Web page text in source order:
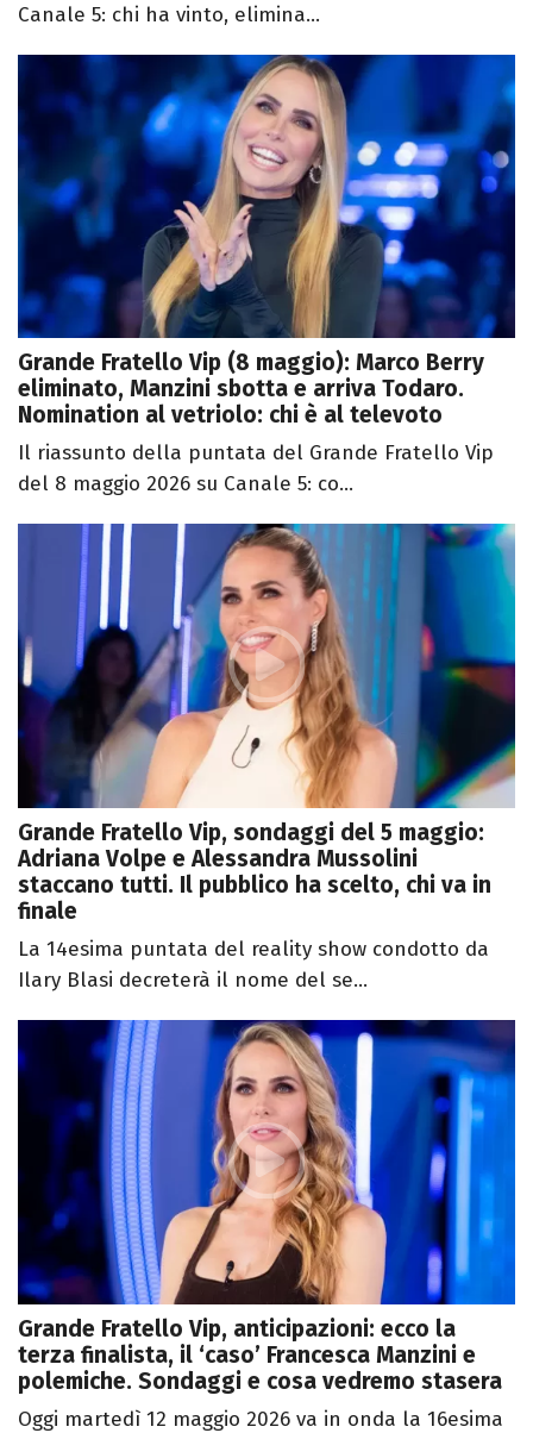
Canale 5: chi ha vinto, elimina...
Grande Fratello Vip (8 maggio): Marco Berry
eliminato, Manzini sbotta e arriva Todaro.
Nomination al vetriolo: chi è al televoto
Il riassunto della puntata del Grande Fratello Vip
del 8 maggio 2026 su Canale 5: co...
Grande Fratello Vip, sondaggi del 5 maggio:
Adriana Volpe e Alessandra Mussolini
staccano tutti. Il pubblico ha scelto, chi va in
finale
La 14esima puntata del reality show condotto da
Ilary Blasi decreterà il nome del se...
Grande Fratello Vip, anticipazioni: ecco la
terza finalista, il ‘caso’ Francesca Manzini e
polemiche. Sondaggi e cosa vedremo stasera
Oggi martedì 12 maggio 2026 va in onda la 16esima